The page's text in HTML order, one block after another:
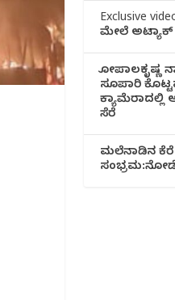
Exclusive
ಮೇಲೆ
ಗೋಪಾಲಕೃಷ್ಣ
ಸೂಪಾರಿ
ಸೆರೆ
ಮಲೆನಾಡಿ‌ನ